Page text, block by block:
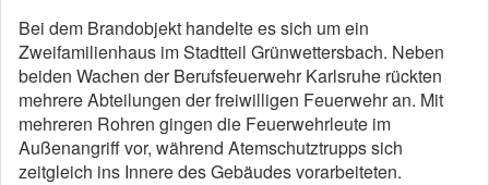
Bei dem Brandobjekt handelte es sich um ein
Zweifamilienhaus im Stadtteil Grünwettersbach. Neben
beiden Wachen der Berufsfeuerwehr Karlsruhe rückten
mehrere Abteilungen der freiwilligen Feuerwehr an. Mit
mehreren Rohren gingen die Feuerwehrleute im
Außenangriff vor, während Atemschutztrupps sich
zeitgleich ins Innere des Gebäudes vorarbeiteten.